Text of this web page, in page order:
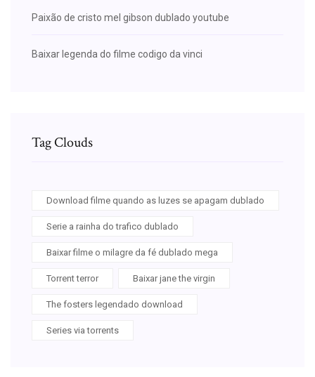
Paixão de cristo mel gibson dublado youtube
Baixar legenda do filme codigo da vinci
Tag Clouds
Download filme quando as luzes se apagam dublado
Serie a rainha do trafico dublado
Baixar filme o milagre da fé dublado mega
Torrent terror Baixar jane the virgin
The fosters legendado download
Series via torrents